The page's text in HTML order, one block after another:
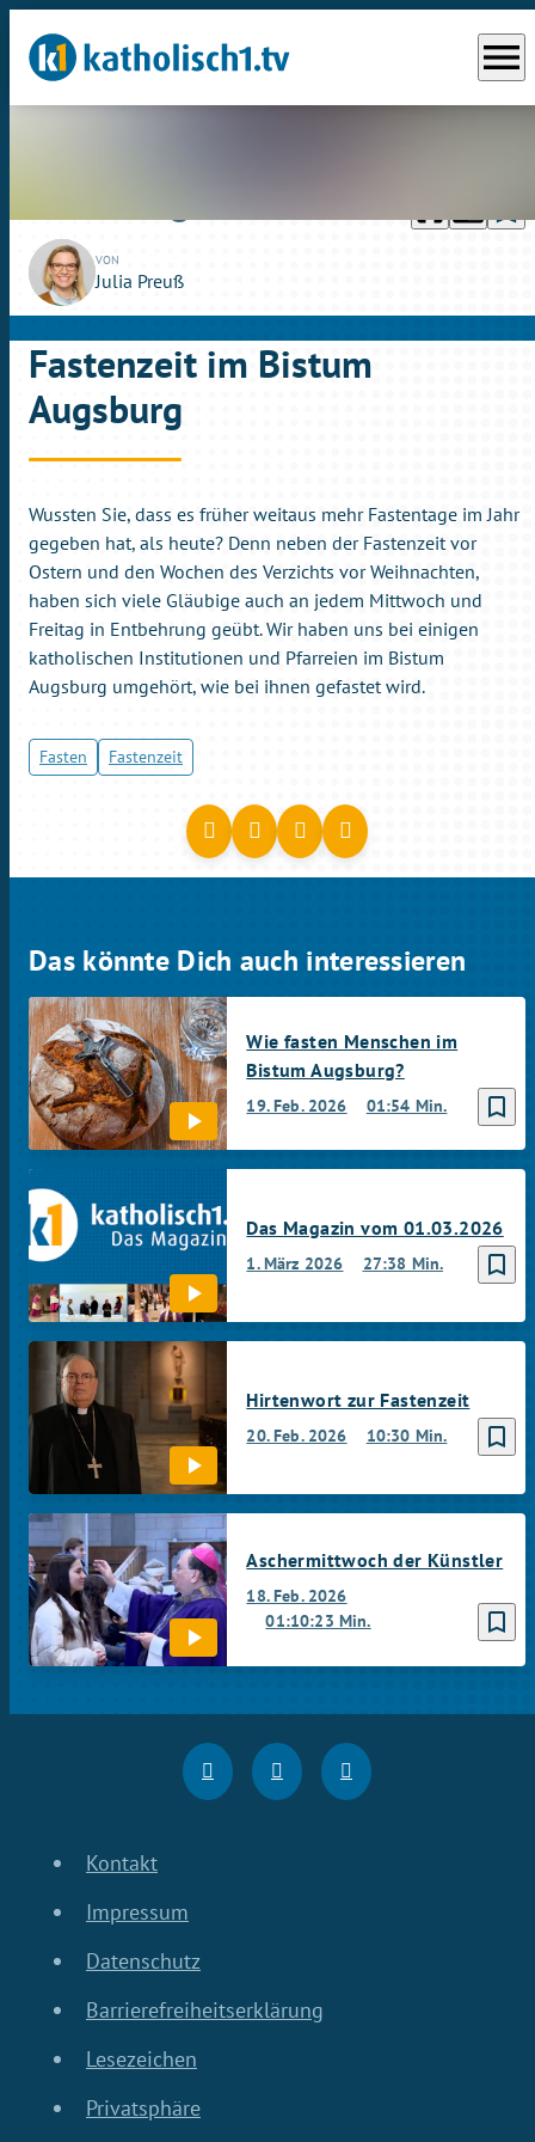
menu
VON
Julia Preuß
Fastenzeit im Bistum
Augsburg
Wussten Sie, dass es früher weitaus mehr Fastentage im Jahr
gegeben hat, als heute? Denn neben der Fastenzeit vor
Ostern und den Wochen des Verzichts vor Weihnachten,
haben sich viele Gläubige auch an jedem Mittwoch und
Freitag in Entbehrung geübt. Wir haben uns bei einigen
katholischen Institutionen und Pfarreien im Bistum
Augsburg umgehört, wie bei ihnen gefastet wird.
Fasten Fastenzeit
Das könnte Dich auch interessieren
bookmark_border
19. Feb. 2026 01:54 Min.
Wie fasten Menschen im
Bistum Augsburg?
bookmark_border
1. März 2026 27:38 Min.
Das Magazin vom 01.03.2026
bookmark_border
20. Feb. 2026 10:30 Min.
Hirtenwort zur Fastenzeit
bookmark_border
18. Feb. 2026
01:10:23 Min.
Aschermittwoch der Künstler
Kontakt
Impressum
Datenschutz
Barrierefreiheitserklärung
Lesezeichen
Privatsphäre